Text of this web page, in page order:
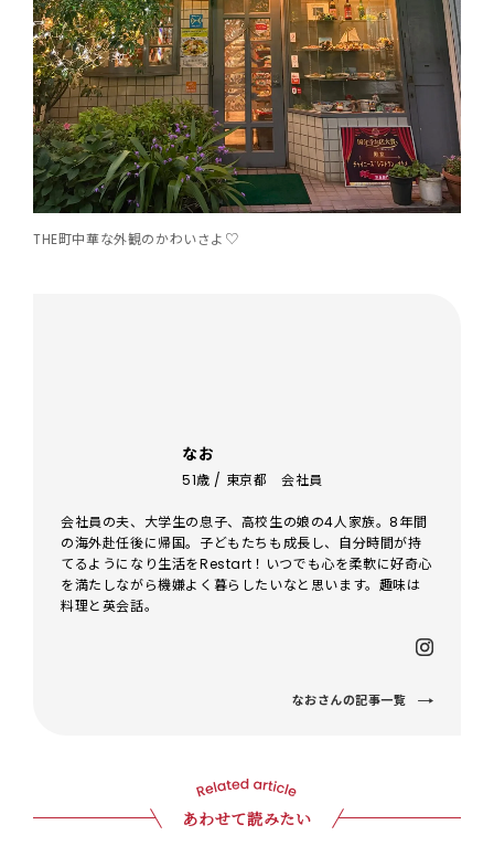
THE町中華な外観のかわいさよ♡
なお
51歳 / 東京都 会社員
会社員の夫、大学生の息子、高校生の娘の4人家族。8年間
の海外赴任後に帰国。子どもたちも成長し、自分時間が持
てるようになり生活をRestart！いつでも心を柔軟に好奇心
を満たしながら機嫌よく暮らしたいなと思います。趣味は
料理と英会話。
なおさんの記事一覧
あわせて読みたい